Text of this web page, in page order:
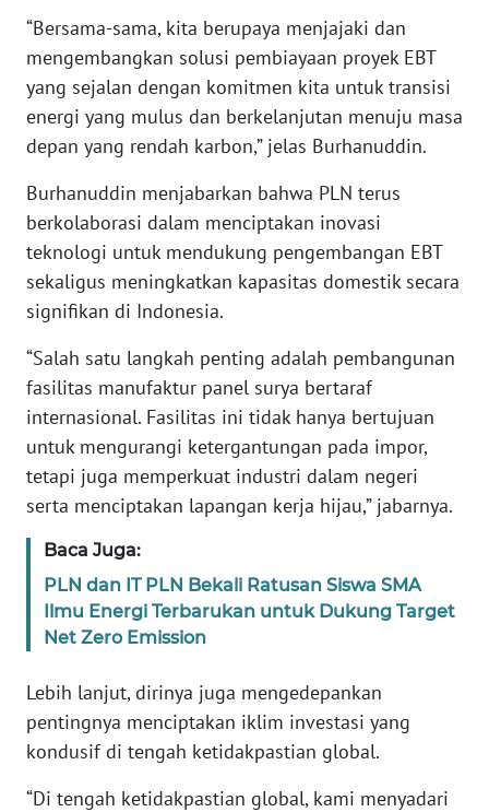
“Bersama-sama, kita berupaya menjajaki dan
mengembangkan solusi pembiayaan proyek EBT
yang sejalan dengan komitmen kita untuk transisi
energi yang mulus dan berkelanjutan menuju masa
depan yang rendah karbon,” jelas Burhanuddin.
Burhanuddin menjabarkan bahwa PLN terus
berkolaborasi dalam menciptakan inovasi
teknologi untuk mendukung pengembangan EBT
sekaligus meningkatkan kapasitas domestik secara
signifikan di Indonesia.
“Salah satu langkah penting adalah pembangunan
fasilitas manufaktur panel surya bertaraf
internasional. Fasilitas ini tidak hanya bertujuan
untuk mengurangi ketergantungan pada impor,
tetapi juga memperkuat industri dalam negeri
serta menciptakan lapangan kerja hijau,” jabarnya.
Baca Juga:
PLN dan IT PLN Bekali Ratusan Siswa SMA
Ilmu Energi Terbarukan untuk Dukung Target
Net Zero Emission
Lebih lanjut, dirinya juga mengedepankan
pentingnya menciptakan iklim investasi yang
kondusif di tengah ketidakpastian global.
“Di tengah ketidakpastian global, kami menyadari
KEPRI
WN
PAPUA
PAPUA
BARAT
WN
RIAU
WN
SERAMBI
WN
JAMBI
SULTRA
WN
NTB
WN
SULTENG
SULBAR